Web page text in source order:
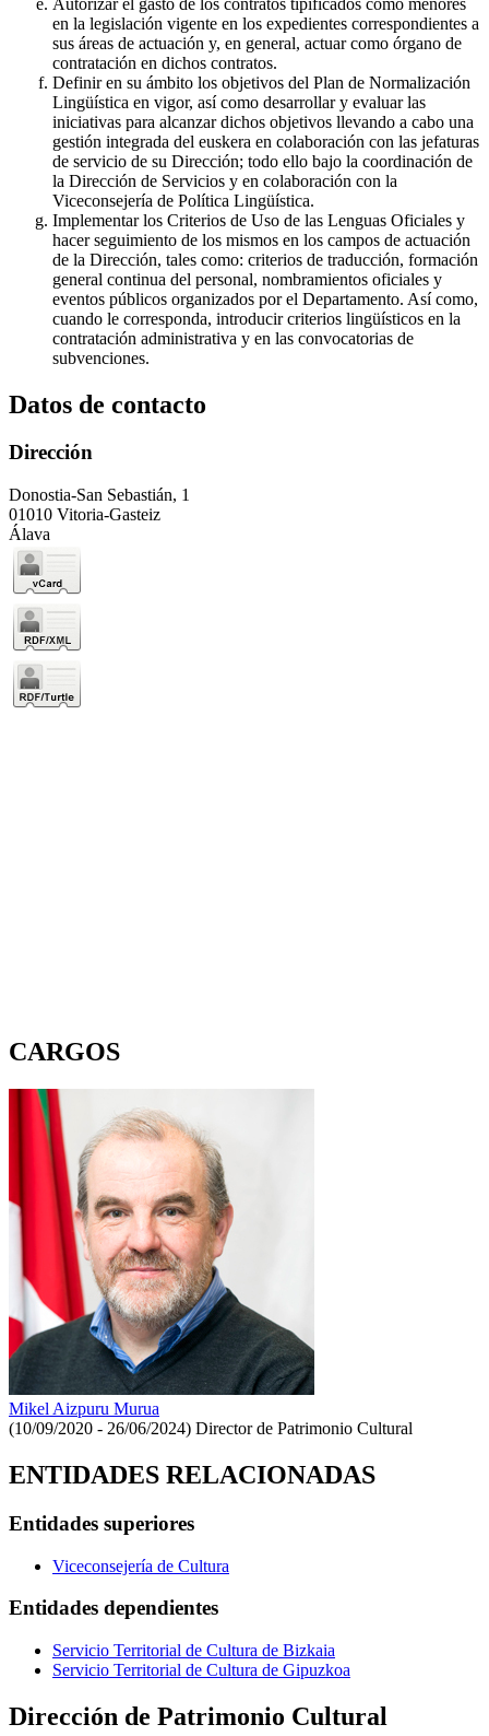
en la legislación vigente en los expedientes correspondientes a
sus áreas de actuación y, en general, actuar como órgano de
contratación en dichos contratos.
Definir en su ámbito los objetivos del Plan de Normalización
Lingüística en vigor, así como desarrollar y evaluar las
iniciativas para alcanzar dichos objetivos llevando a cabo una
gestión integrada del euskera en colaboración con las jefaturas
de servicio de su Dirección; todo ello bajo la coordinación de
la Dirección de Servicios y en colaboración con la
Viceconsejería de Política Lingüística.
Implementar los Criterios de Uso de las Lenguas Oficiales y
hacer seguimiento de los mismos en los campos de actuación
de la Dirección, tales como: criterios de traducción, formación
general continua del personal, nombramientos oficiales y
eventos públicos organizados por el Departamento. Así como,
cuando le corresponda, introducir criterios lingüísticos en la
contratación administrativa y en las convocatorias de
subvenciones.
Datos de contacto
Dirección
Donostia-San Sebastián, 1
01010 Vitoria-Gasteiz
Álava
CARGOS
Mikel Aizpuru Murua
(10/09/2020 - 26/06/2024) Director de Patrimonio Cultural
ENTIDADES RELACIONADAS
Entidades superiores
Viceconsejería de Cultura
Entidades dependientes
Servicio Territorial de Cultura de Bizkaia
Servicio Territorial de Cultura de Gipuzkoa
Dirección de Patrimonio Cultural